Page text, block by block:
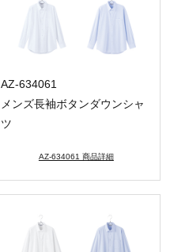
AZ-634061
メンズ長袖ボタンダウンシャ
ツ
AZ-634061 商品詳細